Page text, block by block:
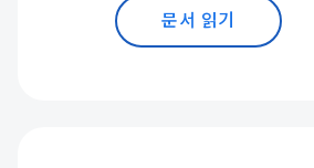
문서 읽기